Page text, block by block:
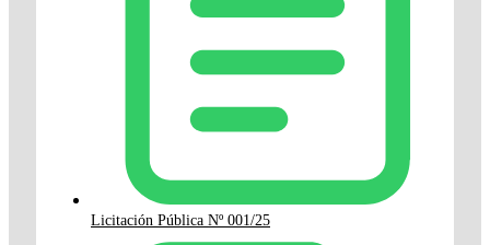
Licitación Pública Nº 001/25